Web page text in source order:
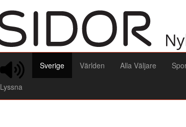
Lyssna
Sverige Världen Alla Väljare